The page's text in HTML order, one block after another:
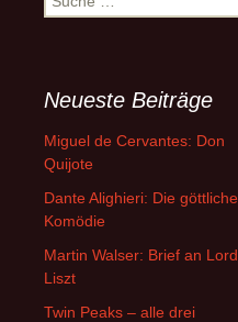
nach:
Neueste Beiträge
Miguel de Cervantes: Don
Quijote
Dante Alighieri: Die göttliche
Komödie
Martin Walser: Brief an Lord
Liszt
Twin Peaks – alle drei